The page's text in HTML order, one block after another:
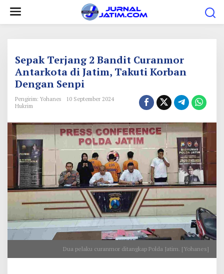
Sepak Terjang 2 Bandit Curanmor
Antarkota di Jatim, Takuti Korban
Dengan Senpi
Pengirim: Yohanes
10 September 2024
Hukrim
Dua pelaku curanmor ditangkap Polda Jatim. [Yohanes]